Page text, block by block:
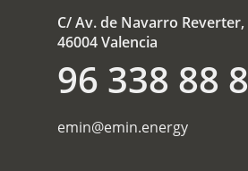
C/ Av. de Navarro Reverter,
46004 Valencia
96 338 88
emin@emin.energy